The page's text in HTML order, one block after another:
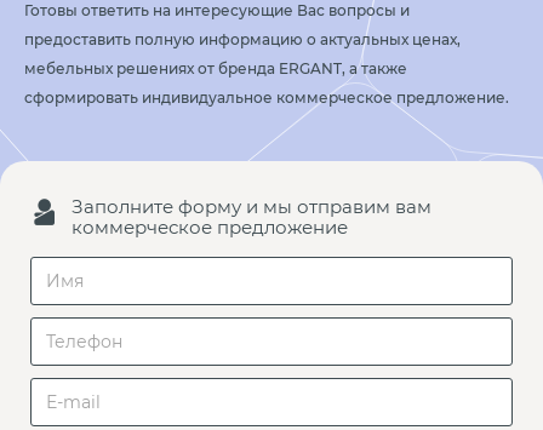
Готовы ответить на интересующие Вас вопросы и
предоставить полную информацию о актуальных ценах,
мебельных решениях от бренда ERGANT, а также
сформировать индивидуальное коммерческое предложение.
Заполните форму и мы отправим вам
коммерческое предложение